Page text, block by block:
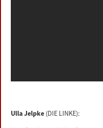
Ulla Jelpke (DIE LINKE):